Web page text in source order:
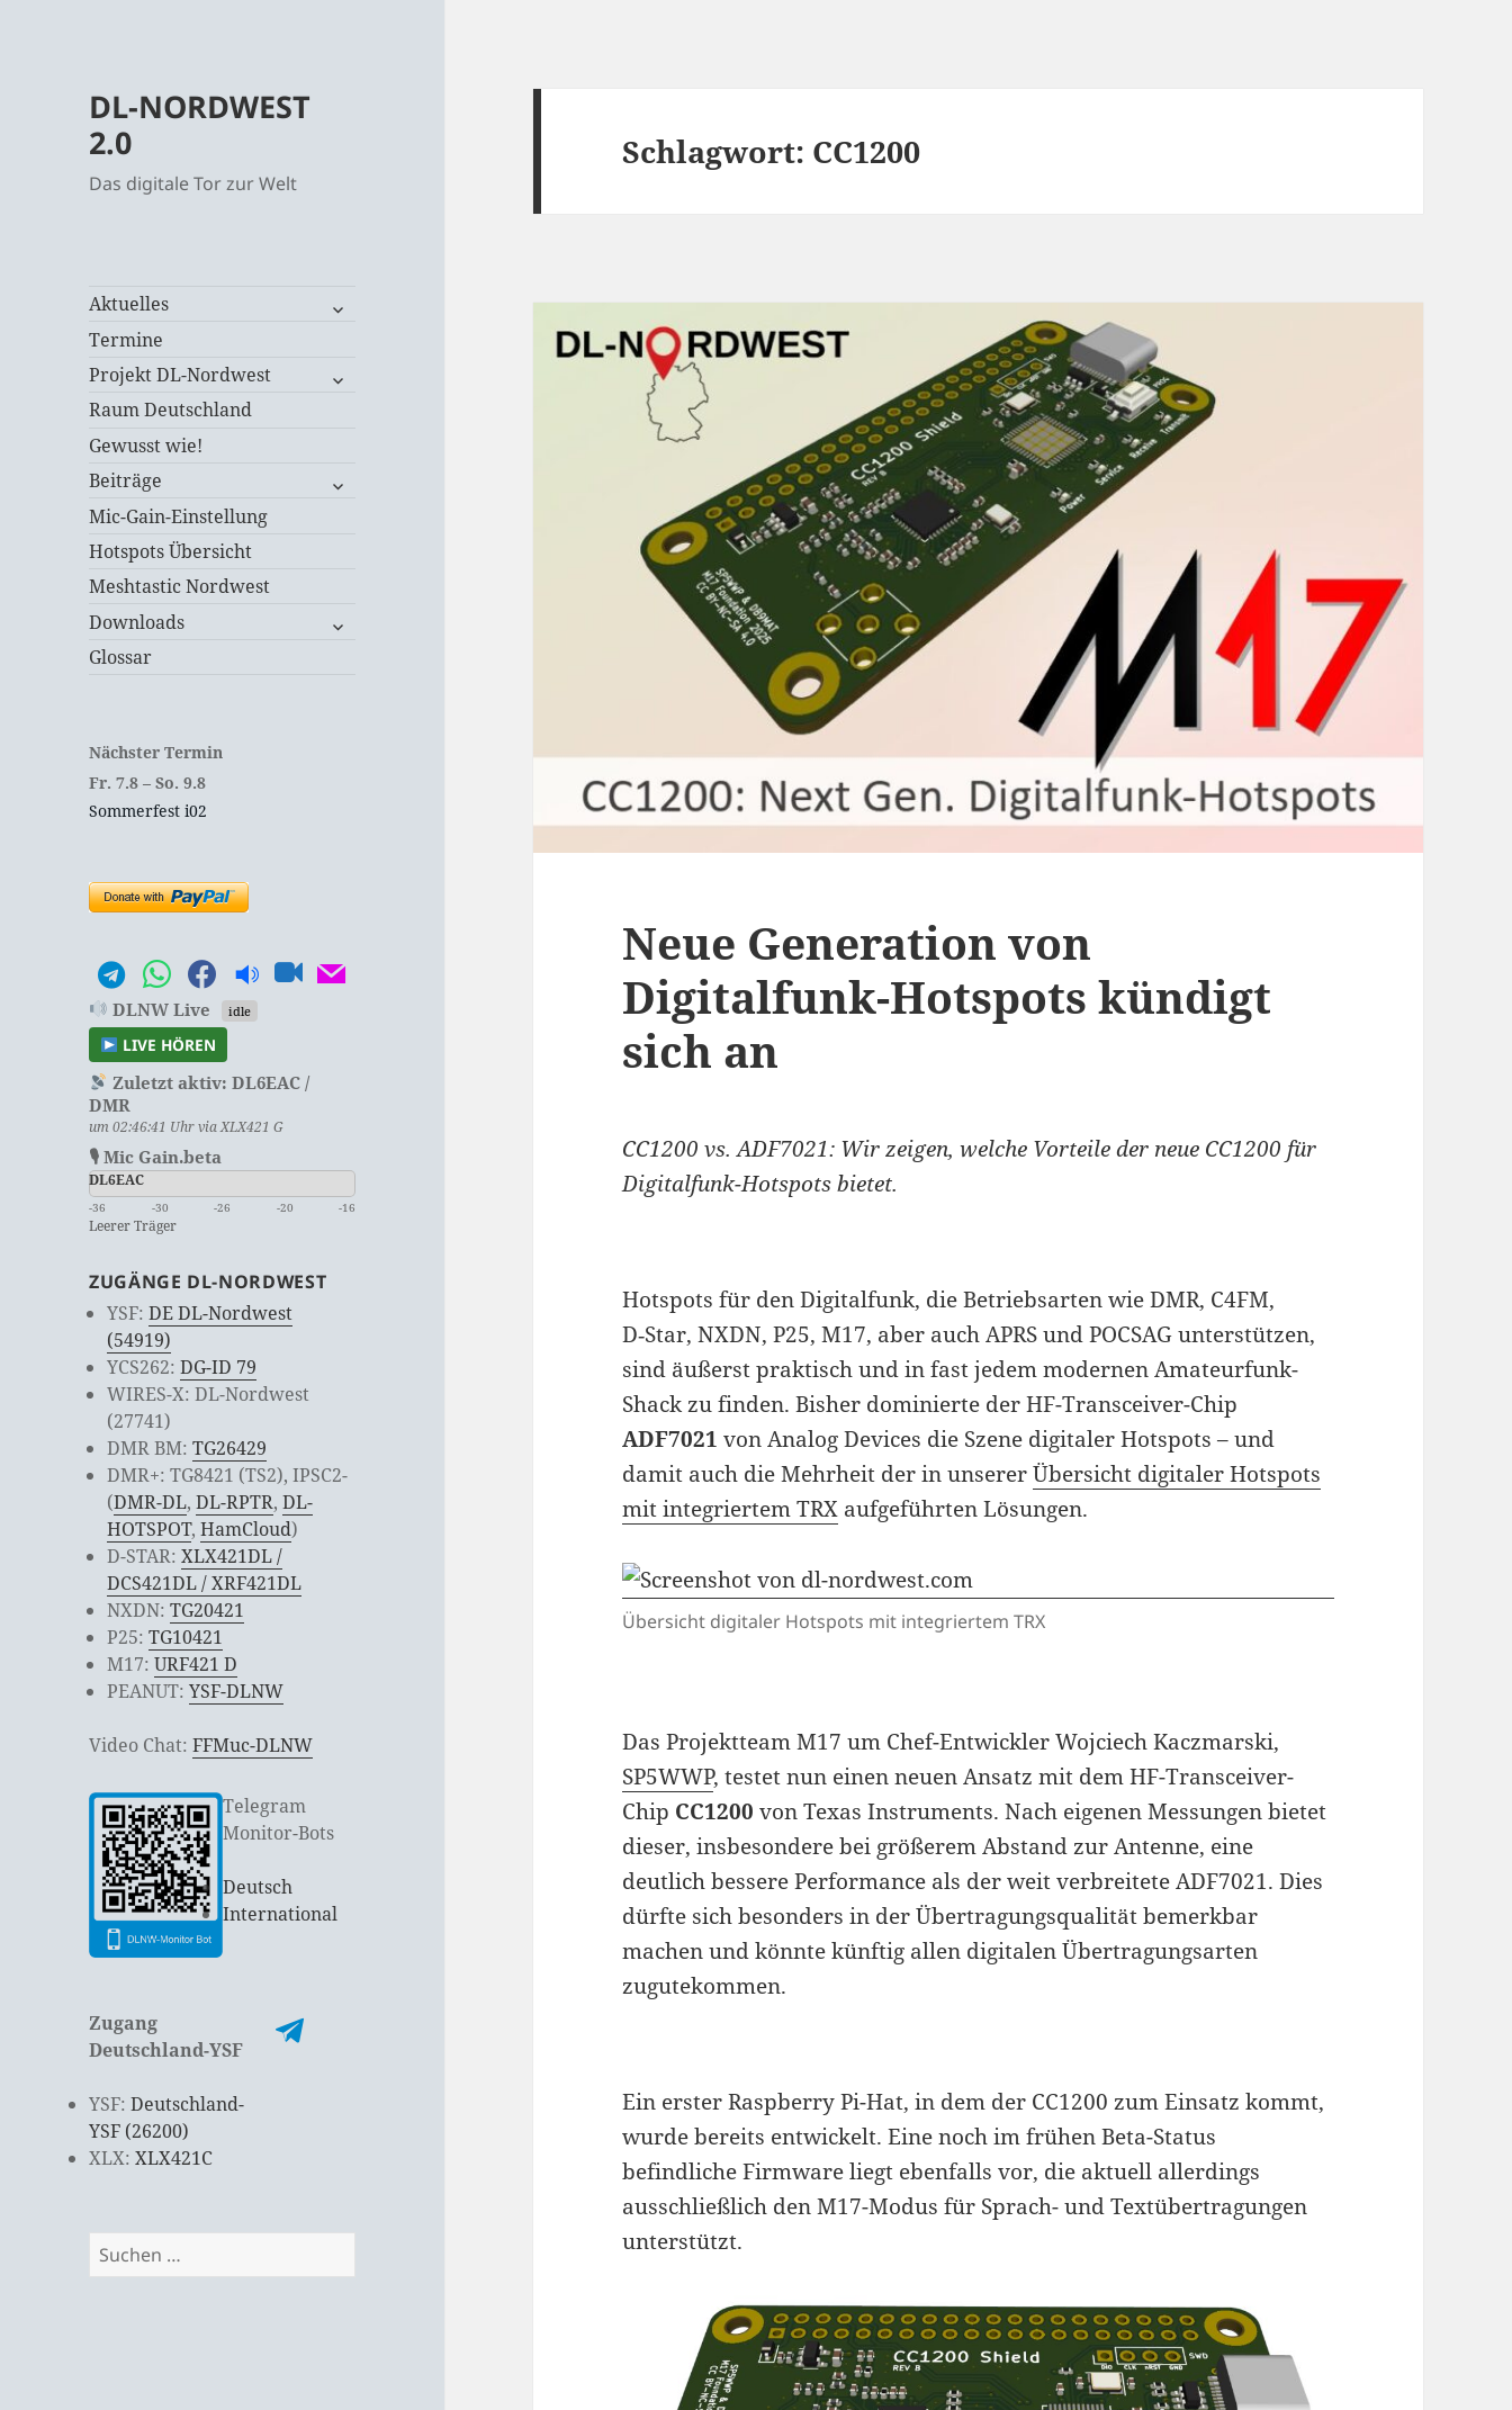
DL-NORDWEST
2.0
Das digitale Tor zur Welt
Aktuelles
untermenü
Termine
Projekt DL-Nordwest
untermenü
Raum Deutschland
Gewusst wie!
Beiträge
untermenü
Mic-Gain-Einstellung
Hotspots Übersicht
Meshtastic Nordwest
Downloads
untermenü
Glossar
Nächster Termin
Fr. 7.8 –So. 9.8
Sommerfest i02
DLNW Live idle
LIVE HÖREN
Zuletzt aktiv: DL6EAC /
DMR
um 02:46:41 Uhr via XLX421 G
🎙 Mic Gain.beta
DL6EAC
-36 -30 -26 -20 -16
Leerer Träger
ZUGÄNGE DL-NORDWEST
YSF:DE DL-Nordwest
(54919)
YCS262:DG-ID 79
WIRES-X: DL-Nordwest
(27741)
DMR BM:TG26429
DMR+: TG8421 (TS2), IPSC2-
(DMR-DL,DL-RPTR,DL-
HOTSPOT,HamCloud)
D-STAR:XLX421DL /
DCS421DL / XRF421DL
NXDN:TG20421
P25:TG10421
M17:URF421 D
PEANUT:YSF-DLNW
Video Chat:FFMuc-DLNW
Telegram
Monitor-Bots
Deutsch
International
Zugang
Deutschland-YSF
YSF:Deutschland-
YSF (26200)
XLX:XLX421C
Suchen
nach:
Schlagwort: CC1200
Neue Generation von
Digitalfunk-Hotspots kündigt
sich an
CC1200 vs. ADF7021: Wir zeigen, welche Vorteile der neue CC1200 für
Digitalfunk-Hotspots bietet.
Hotspots für den Digitalfunk, die Betriebsarten wie DMR, C4FM,
D‑Star, NXDN, P25, M17, aber auch APRS und POCSAG unterstützen,
sind äußerst praktisch und in fast jedem modernen Amateurfunk-
Shack zu finden. Bisher dominierte der HF-Transceiver-Chip
ADF7021 von Analog Devices die Szene digitaler Hotspots – und
damit auch die Mehrheit der in unsererÜbersicht digitaler Hotspots
mit integriertem TRX aufgeführten Lösungen.
Übersicht digitaler Hotspots mit integriertem TRX
Das Projektteam M17 um Chef-Entwickler Wojciech Kaczmarski,
SP5WWP, testet nun einen neuen Ansatz mit dem HF-Transceiver-
Chip CC1200 von Texas Instruments. Nach eigenen Messungen bietet
dieser, insbesondere bei größerem Abstand zur Antenne, eine
deutlich bessere Performance als der weit verbreitete ADF7021. Dies
dürfte sich besonders in der Übertragungsqualität bemerkbar
machen und könnte künftig allen digitalen Übertragungsarten
zugutekommen.
Ein erster Raspberry Pi-Hat, in dem der CC1200 zum Einsatz kommt,
wurde bereits entwickelt. Eine noch im frühen Beta-Status
befindliche Firmware liegt ebenfalls vor, die aktuell allerdings
ausschließlich den M17-Modus für Sprach- und Textübertragungen
unterstützt.